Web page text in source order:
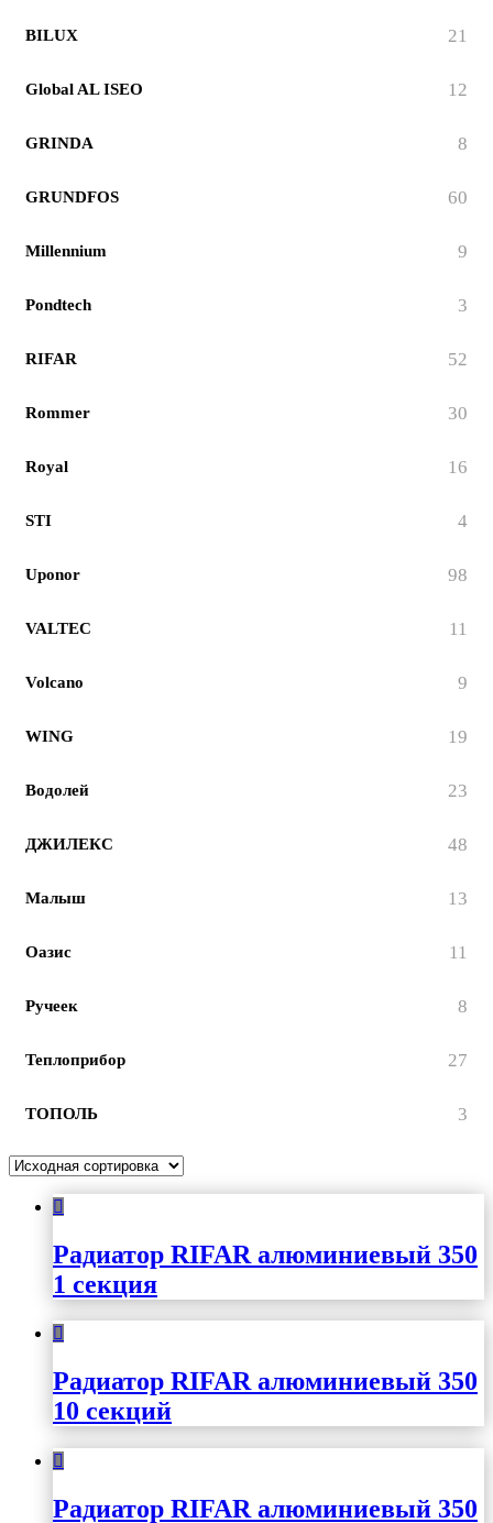
BILUX 21
Global AL ISEO 12
GRINDA 8
GRUNDFOS 60
Millennium 9
Pondtech 3
RIFAR 52
Rommer 30
Royal 16
STI 4
Uponor 98
VALTEC 11
Volcano 9
WING 19
Водолей 23
ДЖИЛЕКС 48
Малыш 13
Оазис 11
Ручеек 8
Теплоприбор 27
ТОПОЛЬ 3
Радиатор RIFAR алюминиевый 350
1 секция
Радиатор RIFAR алюминиевый 350
10 секций
Радиатор RIFAR алюминиевый 350